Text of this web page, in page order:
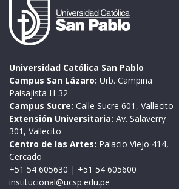
Universidad Católica San Pablo
Campus San Lázaro: Urb. Campiña
Paisajista H-32
Campus Sucre: Calle Sucre 601, Vallecito
Extensión Universitaria: Av. Salaverry
301, Vallecito
Centro de las Artes: Palacio Viejo 414,
Cercado
+51 54 605630 | +51 54 605600
institucional@ucsp.edu.pe